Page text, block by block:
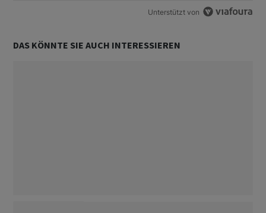
Unterstützt von
DAS KÖNNTE SIE AUCH INTERESSIEREN